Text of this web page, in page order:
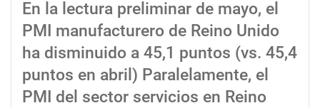
En la lectura preliminar de mayo, el
PMI manufacturero de Reino Unido
ha disminuido a 45,1 puntos (vs. 45,4
puntos en abril) Paralelamente, el
PMI del sector servicios en Reino